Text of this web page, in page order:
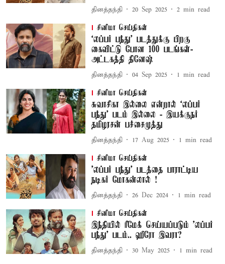
தினத்தந்தி 20 Sep 2025 2 min read
சினிமா செய்திகள்
‘லப்பர் பந்து' படத்துக்கு பிறகு
கைவிட்டு போன 100 படங்கள்-
அட்டகத்தி தினேஷ்
தினத்தந்தி 04 Sep 2025 1 min read
சினிமா செய்திகள்
சுவாசிகா இல்லை என்றால் ‘லப்பர்
பந்து’ படம் இல்லை - இயக்குநர்
தமிழரசன் பச்சைமுத்து
தினத்தந்தி 17 Aug 2025 1 min read
சினிமா செய்திகள்
'லப்பர் பந்து' படத்தை பாராட்டிய
நடிகர் மோகன்லால் !
தினத்தந்தி 26 Dec 2024 1 min read
சினிமா செய்திகள்
இந்தியில் ரீமேக் செய்யப்படும் 'லப்பர்
பந்து' படம்.. ஹீரோ இவரா?
தினத்தந்தி 30 May 2025 1 min read